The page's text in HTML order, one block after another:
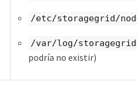
/etc/storagegrid/
/var/log/storagegrid/
podría no existir)